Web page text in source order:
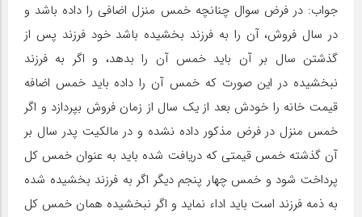
جواب: در فرض سوال چنانچه خمس منزل اضافی را داده باشد و
در سال فروش، آن را به فرزند بخشیده باشد خود فرزند پس از
گذشتن سال بر آن باید خمس آن را بدهد، و اگر به فرزند
نبخشیده در این صورت که خمس آن را داده باید خمس اضافه
قیمت خانه را خودش بعد از یک سال از زمان فروش بپردازد و اگر
خمس منزل در فرض مذکور داده نشده و در مالکیت پدر سال بر
آن گذشته خمس قیمتی که دریافت شده باید به عنوان خمس کل
پرداخت شود و خمس چهار پنجم دیگر اگر به فرزند بخشیده شده
به ذمه فرزند است باید اداء نماید و اگر نبخشیده همان خمس کل